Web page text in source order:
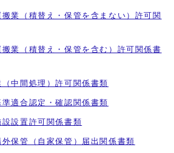
業（積替え・保管を含まない）許可関
業（積替え・保管を含む）許可関係書
中間処理）許可関係書類
適合認定・確認関係書類
設置許可関係書類
保管（自家保管）届出関係書類